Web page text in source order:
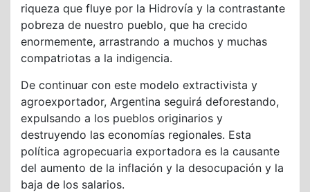
riqueza que fluye por la Hidrovía y la contrastante
pobreza de nuestro pueblo, que ha crecido
enormemente, arrastrando a muchos y muchas
compatriotas a la indigencia.
De continuar con este modelo extractivista y
agroexportador, Argentina seguirá deforestando,
expulsando a los pueblos originarios y
destruyendo las economías regionales. Esta
política agropecuaria exportadora es la causante
del aumento de la inflación y la desocupación y la
baja de los salarios.